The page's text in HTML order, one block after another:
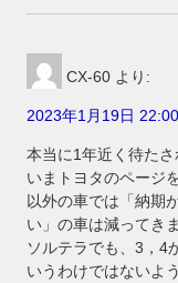
CX-60 より:
2023年1月19日 22:00
本当に1年近く待たさ
いまトヨタのページ
以外の車では「納期
い」の車は減ってき
ソルテラでも、3，4
いうわけではないよ